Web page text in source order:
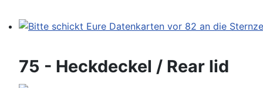
75 - Heckdeckel / Rear lid